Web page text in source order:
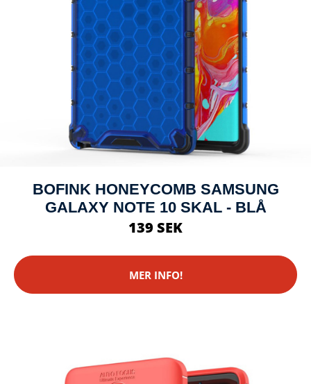
BOFINK HONEYCOMB SAMSUNG
GALAXY NOTE 10 SKAL - BLÅ
139 SEK
MER INFO!